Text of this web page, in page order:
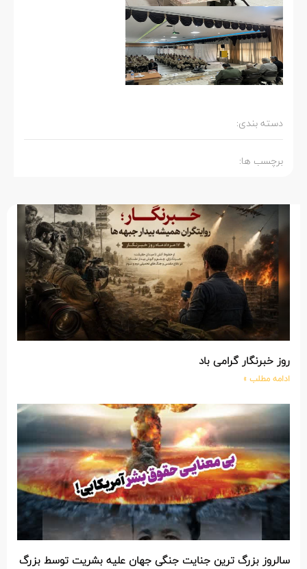
دسته بندی:
برچسب ها:
روز خبرنگار گرامی باد
ادامه مطلب »
سالروز بزرگ ترین جنایت جنگی جهان علیه بشریت توسط بزرگ